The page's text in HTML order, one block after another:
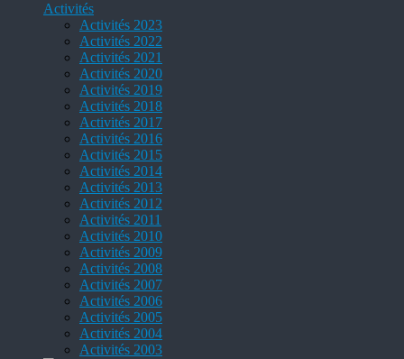
Activités
Activités 2023
Activités 2022
Activités 2021
Activités 2020
Activités 2019
Activités 2018
Activités 2017
Activités 2016
Activités 2015
Activités 2014
Activités 2013
Activités 2012
Activités 2011
Activités 2010
Activités 2009
Activités 2008
Activités 2007
Activités 2006
Activités 2005
Activités 2004
Activités 2003